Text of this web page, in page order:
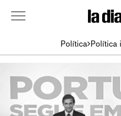
Política Política